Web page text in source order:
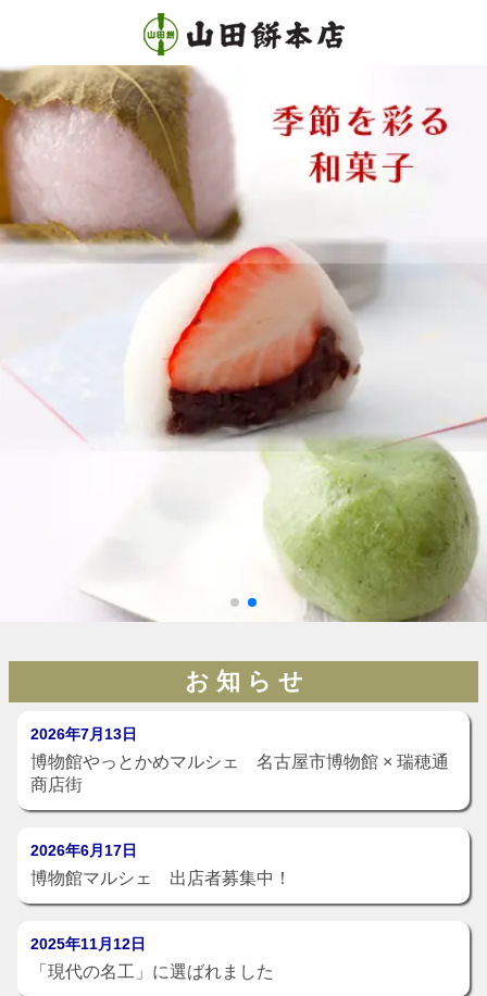
お 知 ら せ
2026年7月13日
博物館やっとかめマルシェ 名古屋市博物館 × 瑞穂通
商店街
2026年6月17日
博物館マルシェ 出店者募集中！
2025年11月12日
「現代の名工」に選ばれました